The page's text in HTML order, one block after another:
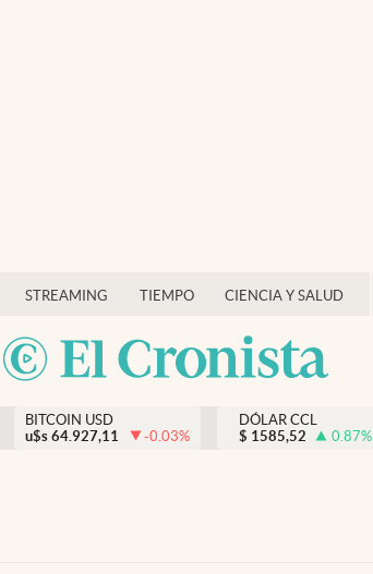
STREAMING TIEMPO CIENCIA Y SALUD
BITCOIN USD
u$s 64.927,11 -0.03%
DÓLAR CCL
$ 1585,52 0.87%